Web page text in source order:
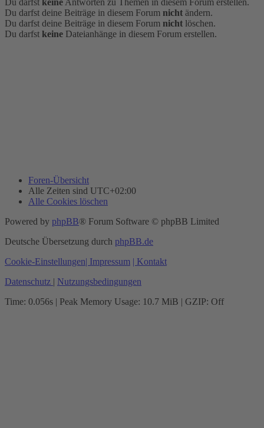
Du darfst keine Antworten zu Themen in diesem Forum erstellen.
Du darfst deine Beiträge in diesem Forum nicht ändern.
Du darfst deine Beiträge in diesem Forum nicht löschen.
Du darfst keine Dateianhänge in diesem Forum erstellen.
Foren-Übersicht
Alle Zeiten sind UTC+02:00
Alle Cookies löschen
Powered by phpBB® Forum Software © phpBB Limited
Deutsche Übersetzung durch phpBB.de
Cookie-Einstellungen| Impressum | Kontakt
Datenschutz | Nutzungsbedingungen
Time: 0.056s | Peak Memory Usage: 10.7 MiB | GZIP: Off